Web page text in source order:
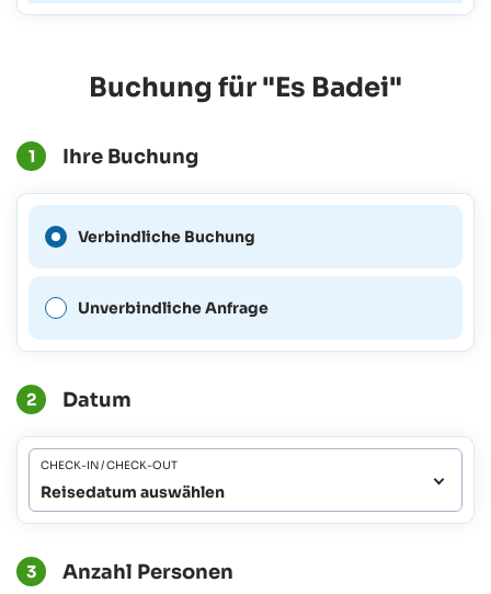
Buchung für "Es Badei"
1 Ihre Buchung
Verbindliche Buchungist für diesen Zeitraum nicht
Unverbindliche Anfrage
2 Datum
CHECK-IN / CHECK-OUT
Reisedatum auswählen
3 Anzahl Personen